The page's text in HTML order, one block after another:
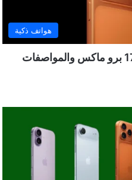
هواتف ذكية
سعر آيفون 17 برو ماكس والمواصفات